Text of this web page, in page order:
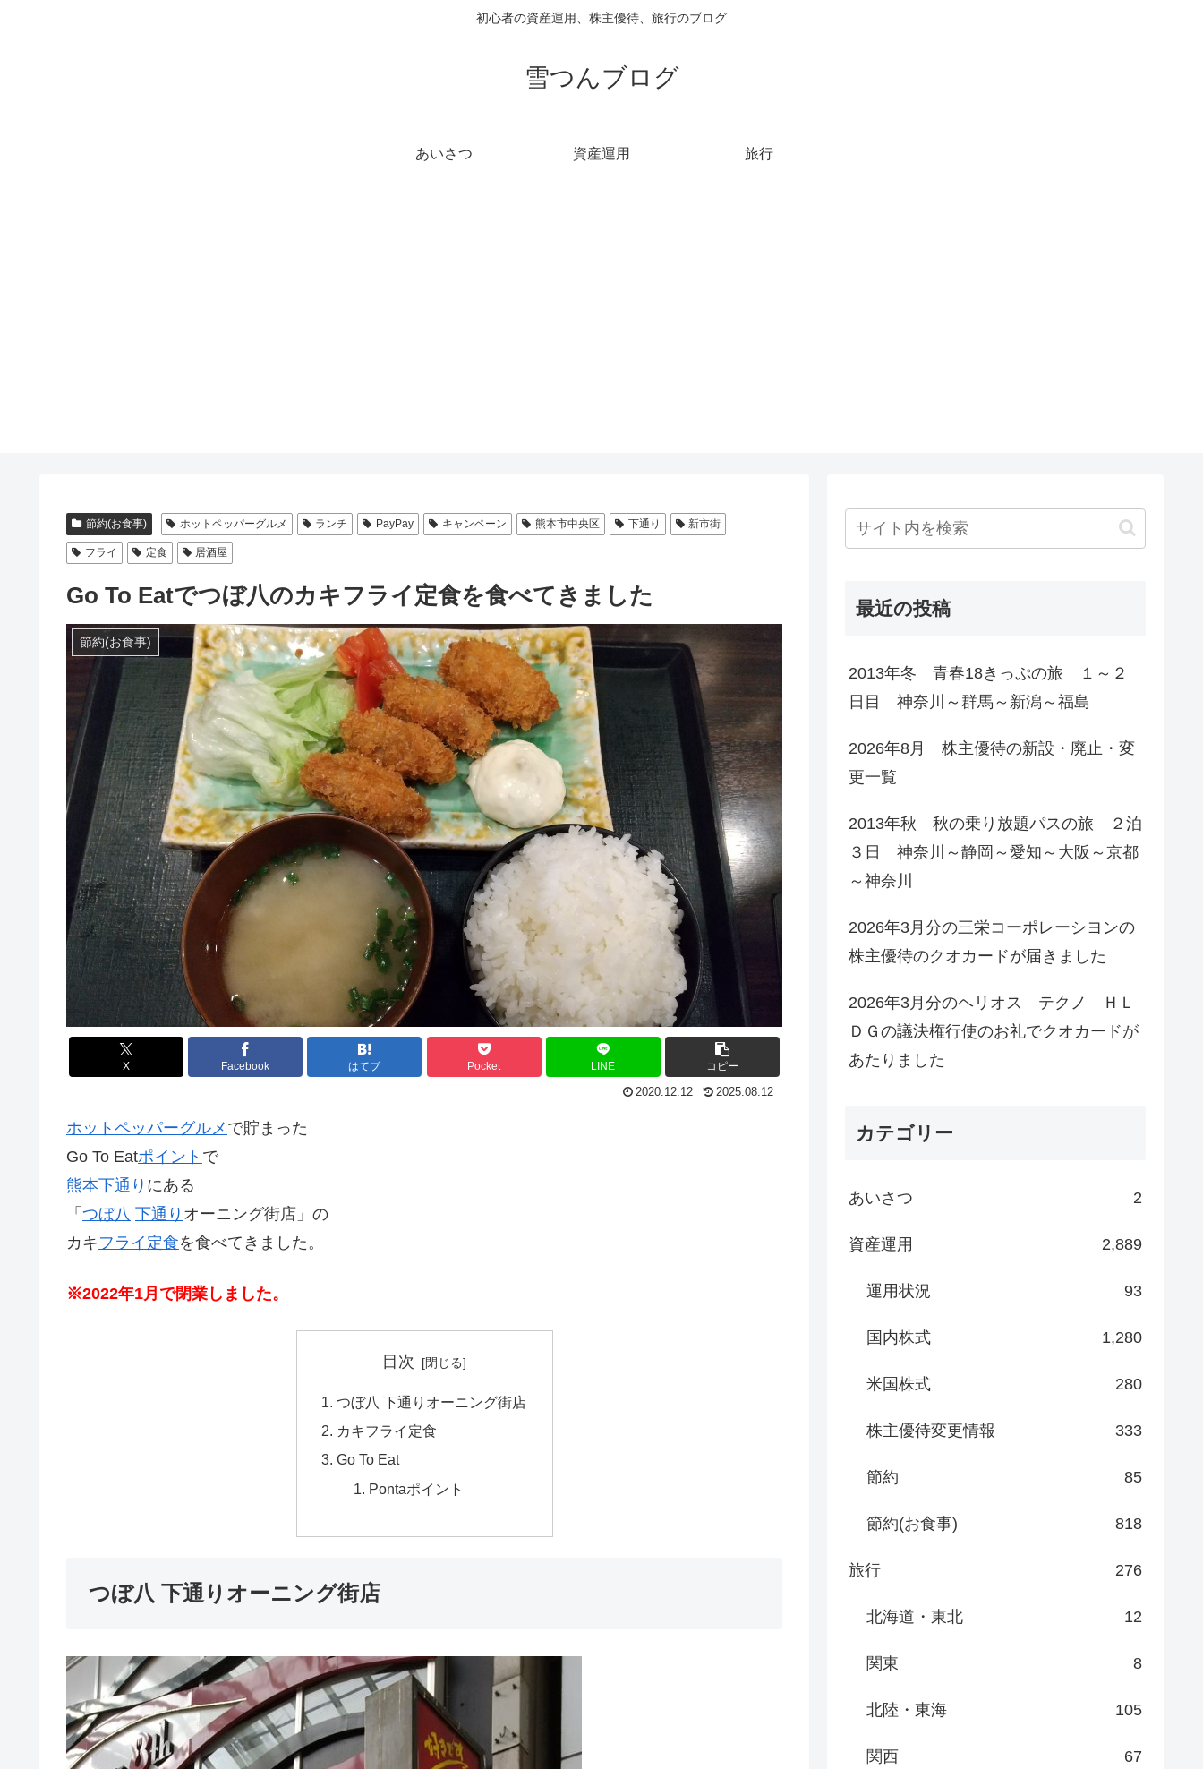
初心者の資産運用、株主優待、旅行のブログ
雪つんブログ
あいさつ 資産運用 旅行
節約(お食事) ホットペッパーグルメ ランチ PayPay キャンペーン 熊本市中央区 下通り 新市街
フライ 定食 居酒屋
Go To Eatでつぼ八のカキフライ定食を食べてきました
節約(お食事)
X Facebook はてブ Pocket LINE コピー
2020.12.12 2025.08.12
ホットペッパーグルメ で貯まった
Go To Eatポイント で
熊本下通り にある
「 つぼ八 下通り オーニング街店」の
カキ フライ 定食を食べてきました。
※2022年1月で閉業しました。
目次
つぼ八 下通りオーニング街店
カキフライ定食
Go To Eat
Pontaポイント
つぼ八 下通りオーニング街店
最近の投稿
2013年冬 青春18きっぷの旅 １～２
日目 神奈川～群馬～新潟～福島
2026年8月 株主優待の新設・廃止・変
更一覧
2013年秋 秋の乗り放題パスの旅 ２泊
３日 神奈川～静岡～愛知～大阪～京都
～神奈川
2026年3月分の三栄コーポレーシヨンの
株主優待のクオカードが届きました
2026年3月分のヘリオス テクノ ＨＬ
ＤＧの議決権行使のお礼でクオカードが
あたりました
カテゴリー
あいさつ 2
資産運用 2,889
運用状況 93
国内株式 1,280
米国株式 280
株主優待変更情報 333
節約 85
節約(お食事) 818
旅行 276
北海道・東北 12
関東 8
北陸・東海 105
関西 67